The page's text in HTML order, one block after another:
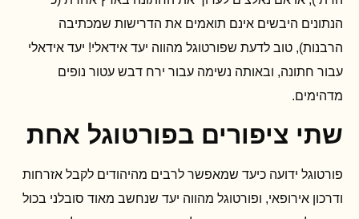
הנתונים היבשים אינם תואמים את הדרישות שמכתיבה
הרבנות), טוב לדעת שפורטוגל מהווה יעד אידאלי! יעד אידאלי
עבור חתונה, ובאותה נשימה עבור ירח דבש עטור נופים
מדהימים.
שתי ציפורים בפורטוגל אחת
פורטוגל ידועה כיעד שמאפשר לרבים מהיהודים לקבל אזרחות
ודרכון אירופאי, ופורטוגל מהווה יעד שנחשב מאוד סובלני בכול